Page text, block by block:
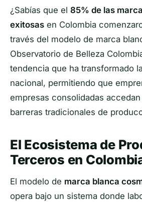
¿Sabías que el 85% de las
exitosas en Colombia
través del modelo de marca
Observatorio de Belleza
tendencia que ha transformado
nacional, permitiendo que
empresas consolidadas
barreras tradicionales de
El Ecosistema de
Terceros en
El modelo de marca blanca
opera bajo un sistema donde